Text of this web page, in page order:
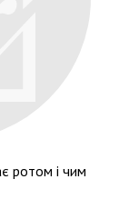
ротом і чим